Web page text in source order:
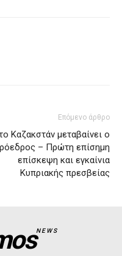
Επόμενο άρθρο
Καζακστάν μεταβαίνει ο
– Πρώτη επίσημη
επίσκεψη και εγκαίνια
Κυπριακής πρεσβείας
NEWS